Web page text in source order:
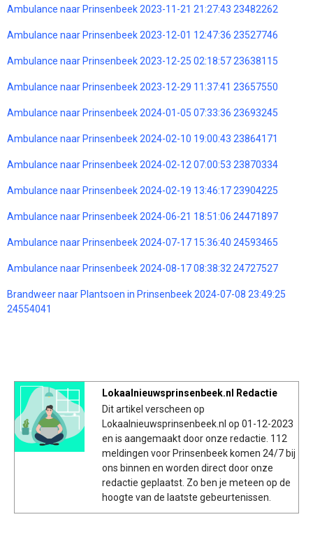
Ambulance naar Prinsenbeek 2023-11-21 21:27:43 23482262
Ambulance naar Prinsenbeek 2023-12-01 12:47:36 23527746
Ambulance naar Prinsenbeek 2023-12-25 02:18:57 23638115
Ambulance naar Prinsenbeek 2023-12-29 11:37:41 23657550
Ambulance naar Prinsenbeek 2024-01-05 07:33:36 23693245
Ambulance naar Prinsenbeek 2024-02-10 19:00:43 23864171
Ambulance naar Prinsenbeek 2024-02-12 07:00:53 23870334
Ambulance naar Prinsenbeek 2024-02-19 13:46:17 23904225
Ambulance naar Prinsenbeek 2024-06-21 18:51:06 24471897
Ambulance naar Prinsenbeek 2024-07-17 15:36:40 24593465
Ambulance naar Prinsenbeek 2024-08-17 08:38:32 24727527
Brandweer naar Plantsoen in Prinsenbeek 2024-07-08 23:49:25
24554041
Lokaalnieuwsprinsenbeek.nl Redactie
Dit artikel verscheen op
Lokaalnieuwsprinsenbeek.nl op 01-12-2023
en is aangemaakt door onze redactie. 112
meldingen voor Prinsenbeek komen 24/7 bij
ons binnen en worden direct door onze
redactie geplaatst. Zo ben je meteen op de
hoogte van de laatste gebeurtenissen.